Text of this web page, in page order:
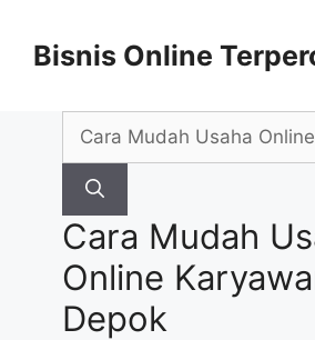
contentBisnis Online
Search
Cara Mudah
Online
Depok